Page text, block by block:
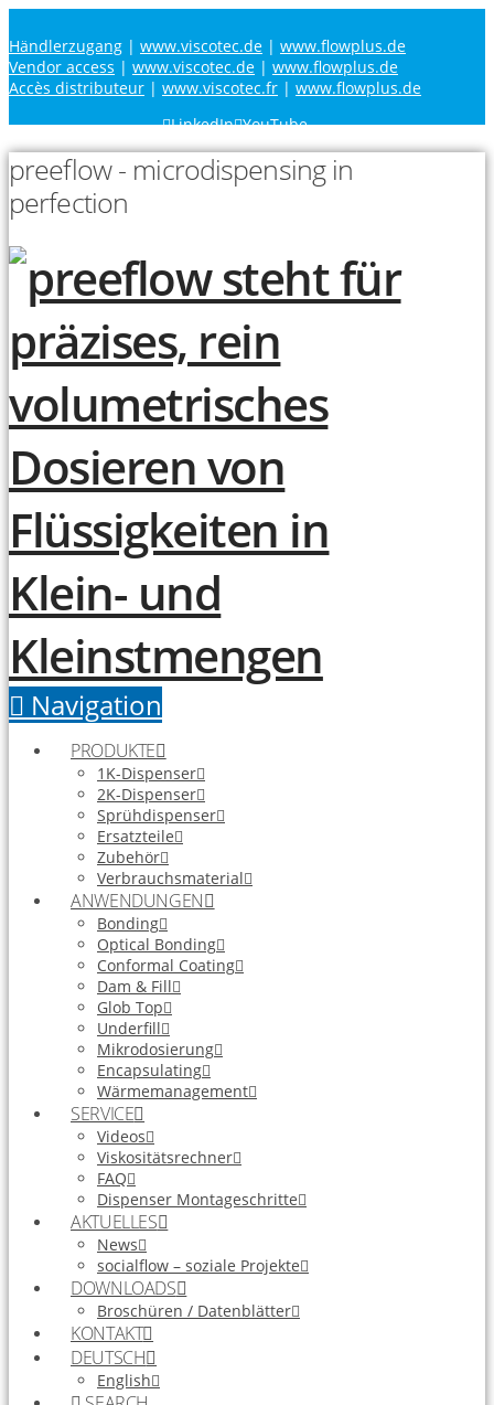
Händlerzugang | www.viscotec.de | www.flowplus.de
Vendor access | www.viscotec.de | www.flowplus.de
Accès distributeur | www.viscotec.fr | www.flowplus.de
LinkedIn YouTube
preeflow - microdispensing in
perfection
Navigation
PRODUKTE
1K-Dispenser
2K-Dispenser
Sprühdispenser
Ersatzteile
Zubehör
Verbrauchsmaterial
ANWENDUNGEN
Bonding
Optical Bonding
Conformal Coating
Dam & Fill
Glob Top
Underfill
Mikrodosierung
Encapsulating
Wärmemanagement
SERVICE
Videos
Viskositätsrechner
FAQ
Dispenser Montageschritte
AKTUELLES
News
socialflow – soziale Projekte
DOWNLOADS
Broschüren / Datenblätter
KONTAKT
DEUTSCH
English